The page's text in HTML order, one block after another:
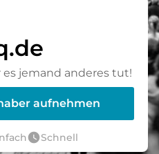
es jemand anderes tut!
aufnehmen
watch_laterSchnell